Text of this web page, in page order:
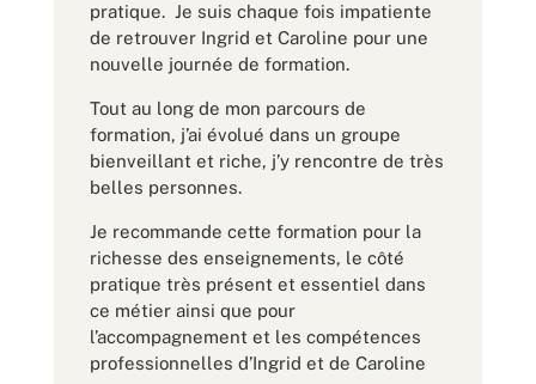
pratique. Je suis chaque fois impatiente
de retrouver Ingrid et Caroline pour une
nouvelle journée de formation.
Tout au long de mon parcours de
formation, j’ai évolué dans un groupe
bienveillant et riche, j’y rencontre de très
belles personnes.
Je recommande cette formation pour la
richesse des enseignements, le côté
pratique très présent et essentiel dans
ce métier ainsi que pour
l’accompagnement et les compétences
professionnelles d’Ingrid et de Caroline